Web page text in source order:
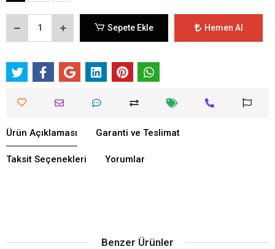
Sepete Ekle Hemen Al
Ürün Açıklaması Garanti ve Teslimat
Taksit Seçenekleri Yorumlar
Benzer Ürünler